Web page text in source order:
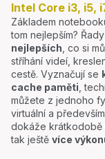
Intel Core i3, i5,
Základem
tom nejlepším?
nejlepších, co si
stříhání videí,
cestě. Vyznačují se
cache paměti,
můžete z jednoho
virtuální a především
dokáže krátkodobě
tak ještě více